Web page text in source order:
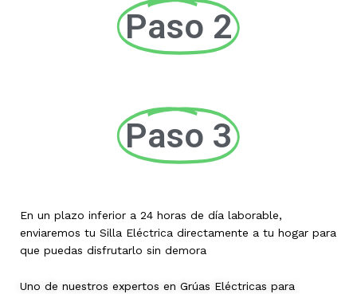
Paso 2
Paso 3
En un plazo inferior a 24 horas de día laborable,
enviaremos tu Silla Eléctrica directamente a tu hogar para
que puedas disfrutarlo sin demora
Uno de nuestros expertos en Grúas Eléctricas para